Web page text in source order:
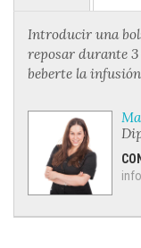
Introducir una
reposar durante
beberte la infusión